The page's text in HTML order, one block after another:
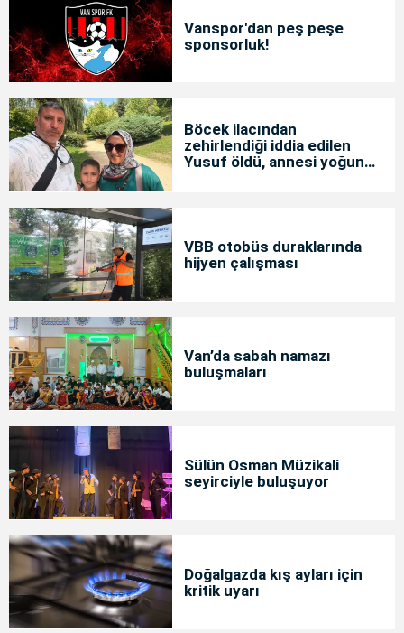
Vanspor'dan peş peşe
sponsorluk!
Böcek ilacından
zehirlendiği iddia edilen
Yusuf öldü, annesi yoğun
VBB otobüs duraklarında
hijyen çalışması
Van’da sabah namazı
buluşmaları
Sülün Osman Müzikali
seyirciyle buluşuyor
Doğalgazda kış ayları için
kritik uyarı